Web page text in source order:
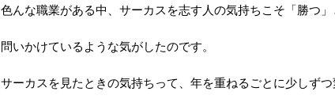
色んな職業がある中、サーカスを志す人の気持ちこそ「勝つ
問いかけているような気がしたのです。
サーカスを見たときの気持ちって、年を重ねるごとに少しず